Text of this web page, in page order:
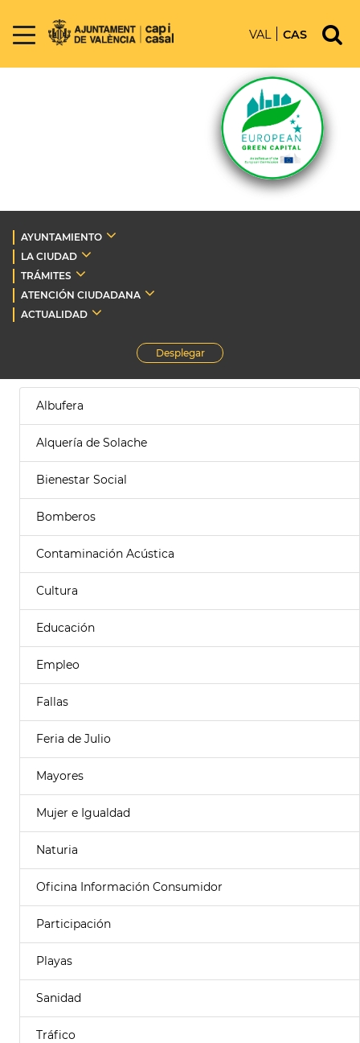
VAL CAS
AYUNTAMIENTO
LA CIUDAD
TRÁMITES
ATENCIÓN CIUDADANA
ACTUALIDAD
Desplegar
Albufera
Alquería de Solache
Bienestar Social
Bomberos
Contaminación Acústica
Cultura
Educación
Empleo
Fallas
Feria de Julio
Mayores
Mujer e Igualdad
Naturia
Oficina Información Consumidor
Participación
Playas
Sanidad
Tráfico